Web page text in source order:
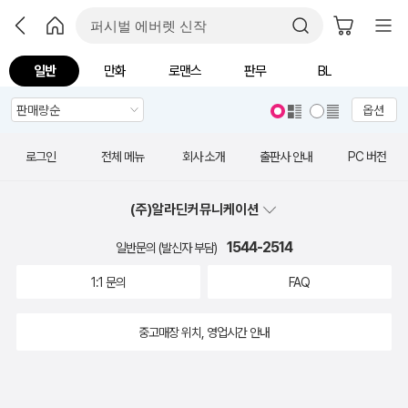
일반 만화 로맨스 판무 BL
옵션
로그인 전체 메뉴 회사 소개 출판사 안내 PC 버전
(주)알라딘커뮤니케이션
일반문의 (발신자 부담) 1544-2514
1:1 문의 FAQ
중고매장 위치, 영업시간 안내